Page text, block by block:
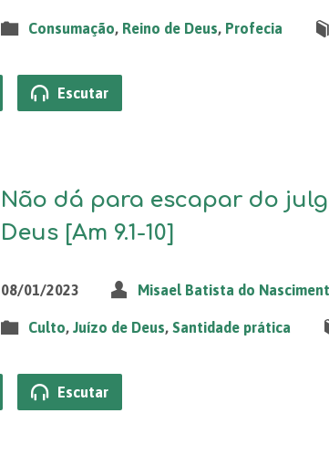
Consumação, Reino de Deus, Profecia
Escutar
Não dá para escapar do
Deus [Am 9.1-10]
08/01/2023 Misael Batista do
Culto,Juízo de Deus,Santidade prática
Escutar